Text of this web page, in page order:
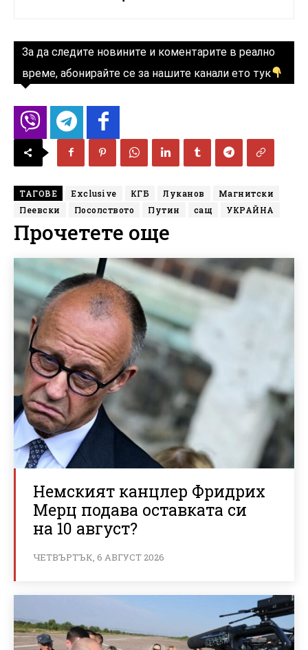
За да следите новините и коментарите в реално
време, абонирайте се за нашите канали ето тук
ТАГОВЕ Exclusive КГБ Луканов
Магнитски
Пеевски
Посолството Путин сащ УКРАЙНА
Прочетете още
Немският канцлер Фридрих
Мерц подава оставката си
на 10 август?
ЧЕТВЪРТЪК, 6 АВГУСТ 2026